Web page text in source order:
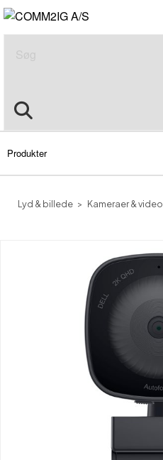
Produkter
Lyd & billede Kameraer & video